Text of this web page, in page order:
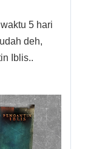
5 hari
deh,
Iblis..